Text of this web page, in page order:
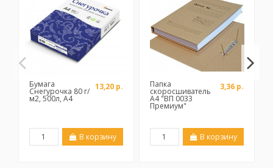
Бумага
Снегурочка 80 г/
м2, 500л, А4
13,20 р.
В корзину
Папка
скоросшиватель
А4 "ВП 0033
Премиум"
3,36 р.
В корзину